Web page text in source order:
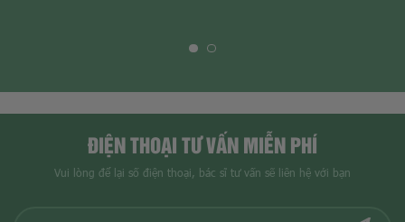
ĐIỆN THOẠI TƯ VẤN MIỄN PHÍ
Vui lòng để lại số điện thoại, bác sĩ tư vấn sẽ liên hệ với bạn